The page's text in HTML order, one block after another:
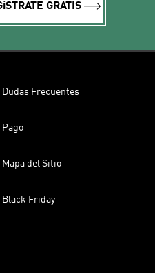
GRATIS
Dudas Frecuentes
Pago
Mapa del Sitio
Black Friday